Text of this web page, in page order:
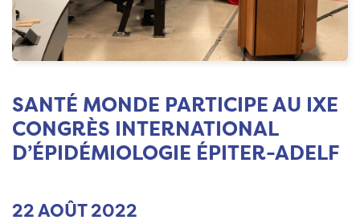
SANTÉ MONDE PARTICIPE AU IXE
CONGRÈS INTERNATIONAL
D’ÉPIDÉMIOLOGIE ÉPITER-ADELF
22 AOÛT 2022